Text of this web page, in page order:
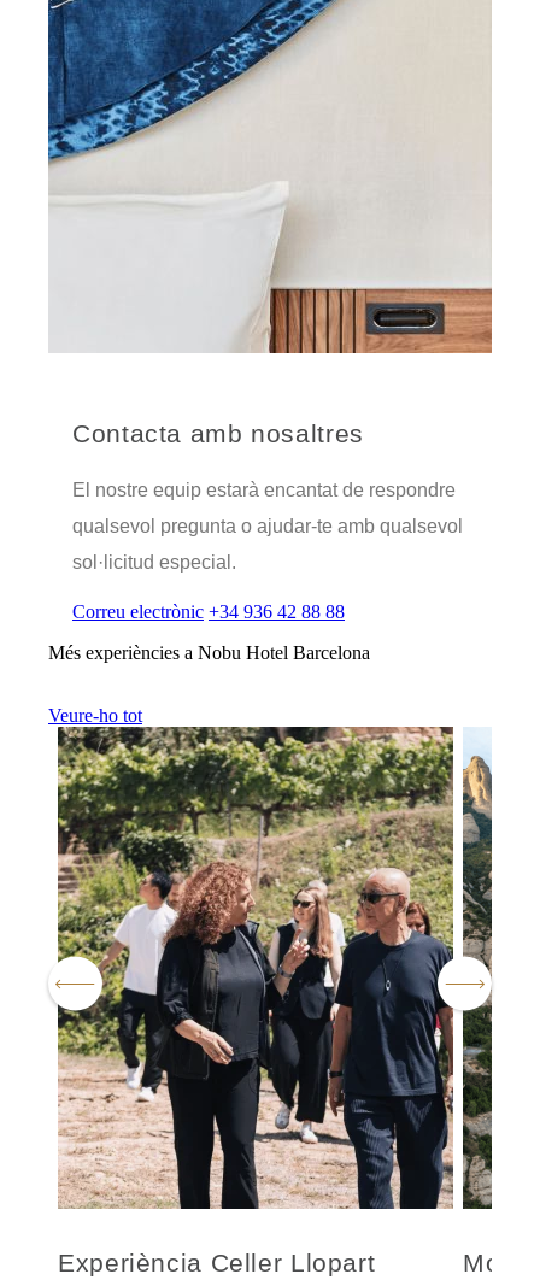
Contacta amb nosaltres
El nostre equip estarà encantat de respondre
qualsevol pregunta o ajudar-te amb qualsevol
sol·licitud especial.
Correu electrònic +34 936 42 88 88
Més experiències a Nobu Hotel Barcelona
Veure-ho tot
Experiència Celler Llopart